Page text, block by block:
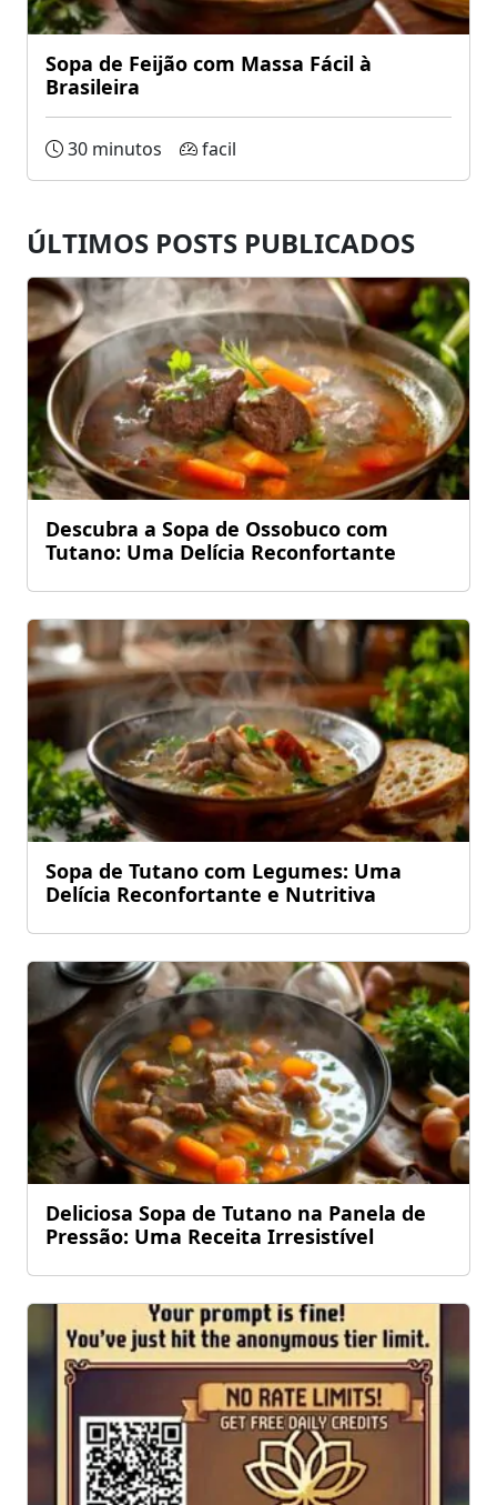
Sopa de Feijão com Massa Fácil à
Brasileira
30 minutos facil
ÚLTIMOS POSTS PUBLICADOS
Descubra a Sopa de Ossobuco com
Tutano: Uma Delícia Reconfortante
Sopa de Tutano com Legumes: Uma
Delícia Reconfortante e Nutritiva
Deliciosa Sopa de Tutano na Panela de
Pressão: Uma Receita Irresistível